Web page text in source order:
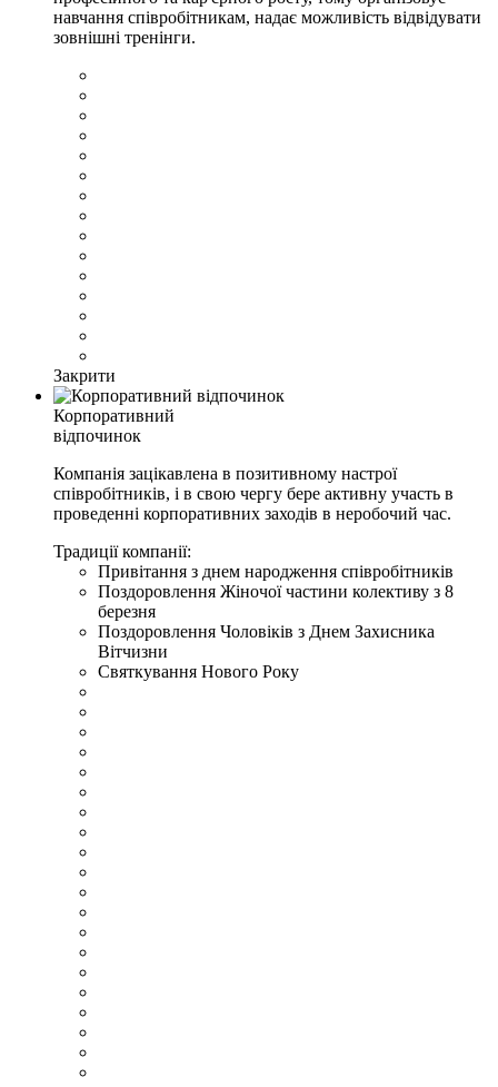
навчання співробітникам, надає можливість відвідувати
зовнішні тренінги.
Закрити
Корпоративний
відпочинок
Компанія зацікавлена в позитивному настрої
співробітників, і в свою чергу бере активну участь в
проведенні корпоративних заходів в неробочий час.
Традиції компанії:
Привітання з днем народження співробітників
Поздоровлення Жіночої частини колективу з 8
березня
Поздоровлення Чоловіків з Днем Захисника
Вітчизни
Святкування Нового Року